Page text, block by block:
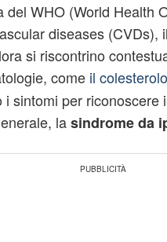
del WHO (World Health
diseases (CVDs),
si riscontrino
come il
i sintomi per riconoscere
lasindrome da